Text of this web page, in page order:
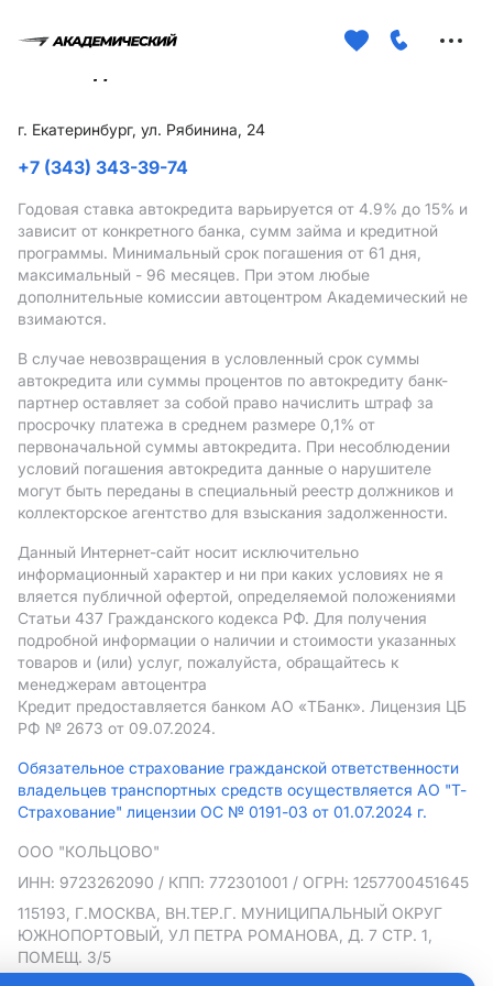
г. Екатеринбург, ул. Рябинина, 24
+7 (343) 343-39-74
Годовая ставка автокредита варьируется от 4.9% до 15% и
зависит от конкретного банка, сумм займа и кредитной
программы. Минимальный срок погашения от 61 дня,
максимальный - 96 месяцев. При этом любые
дополнительные комиссии автоцентром Академический не
взимаются.
В случае невозвращения в условленный срок суммы
автокредита или суммы процентов по автокредиту банк-
партнер оставляет за собой право начислить штраф за
просрочку платежа в среднем размере 0,1% от
первоначальной суммы автокредита. При несоблюдении
условий погашения автокредита данные о нарушителе
могут быть переданы в специальный реестр должников и
коллекторское агентство для взыскания задолженности.
Данный Интернет-сайт носит исключительно
информационный характер и ни при каких условиях не я
вляется публичной офертой, определяемой положениями
Статьи 437 Гражданского кодекса РФ. Для получения
подробной информации о наличии и стоимости указанных
товаров и (или) услуг, пожалуйста, обращайтесь к
менеджерам автоцентра
Кредит предоставляется банком АO «ТБанк». Лицензия ЦБ
РФ № 2673 от 09.07.2024.
Обязательное страхование гражданской ответственности
владельцев транспортных средств осуществляется АО "Т-
Страхование" лицензии ОС № 0191-03 от 01.07.2024 г.
ООО "КОЛЬЦОВО"
ИНН: 9723262090 / КПП: 772301001 / ОГРН: 1257700451645
115193, Г.МОСКВА, ВН.ТЕР.Г. МУНИЦИПАЛЬНЫЙ ОКРУГ
ЮЖНОПОРТОВЫЙ, УЛ ПЕТРА РОМАНОВА, Д. 7 СТР. 1,
ПОМЕЩ. 3/5